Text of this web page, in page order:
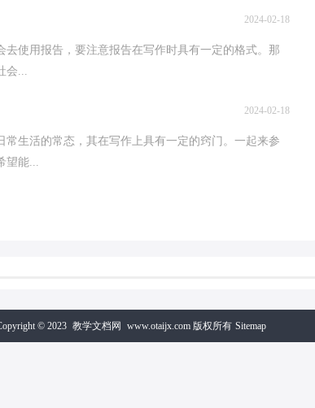
2024-02-18
使用报告，要注意报告在写作时具有一定的格式。那
会...
2024-02-18
生活的常态，其在写作上具有一定的窍门。一起来参
望能...
© 2023 教学文档网 www.otaijx.com 版权所有 Sitemap